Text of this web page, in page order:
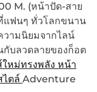
M. (หน้าปัด-สาย
แฟนๆ ทั่วโลกขนาน
วามนิยมจากไลน์
บลวดลายของก็อต
หม่ทรงพลัง หน้า
ตล์ Adventure